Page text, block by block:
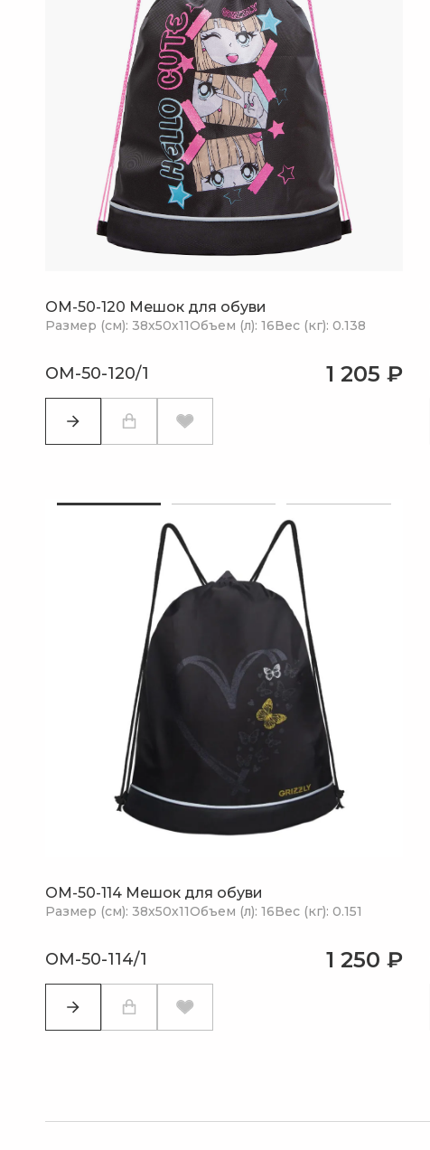
OM-50-120 Мешок для обуви
Размер (см): 38х50х11Объем (л): 16Вес (кг): 0.138
OM-50-120/1 1 205 ₽
OM-50-114 Мешок для обуви
Размер (см): 38х50х11Объем (л): 16Вес (кг): 0.151
OM-50-114/1 1 250 ₽